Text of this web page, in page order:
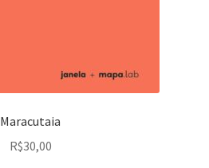
Maracutaia
R$30,00